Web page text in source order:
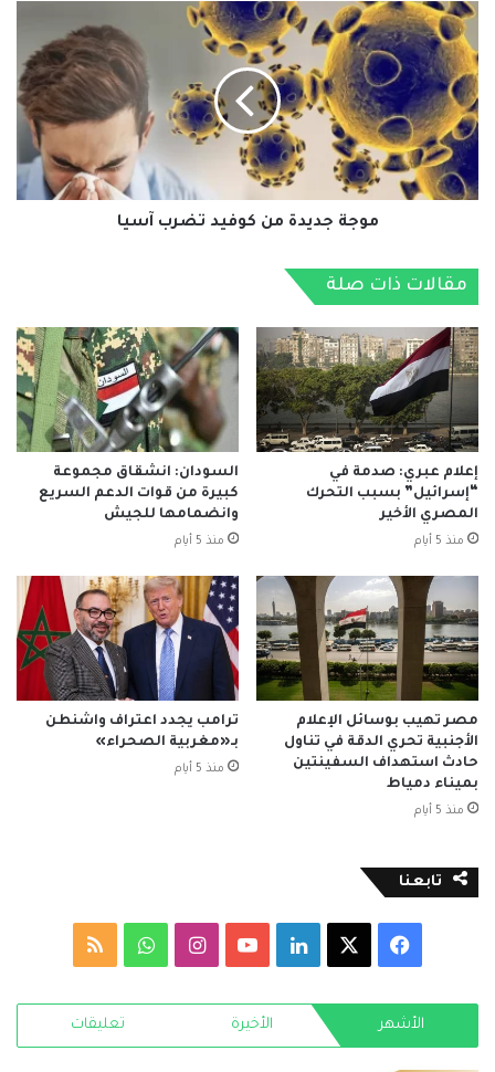
موجة
جديدة
من
كوفيد
تضرب
آسيا
موجة جديدة من كوفيد تضرب آسيا
مقالات ذات صلة
إعلام عبري: صدمة في
“إسرائيل” بسبب التحرك
المصري الأخير
منذ 5 أيام
السودان: انشقاق مجموعة
كبيرة من قوات الدعم السريع
وانضمامها للجيش
منذ 5 أيام
مصر تهيب بوسائل الإعلام
الأجنبية تحري الدقة في تناول
حادث استهداف السفينتين
بميناء دمياط
منذ 5 أيام
ترامب يجدد اعتراف واشنطن
بـ«مغربية الصحراء»
منذ 5 أيام
تابعنا
فيسبوك لينكدإن‫YouTubeانستقرامواتسابملخص
RSS الأشهر الأخيرة تعليقات